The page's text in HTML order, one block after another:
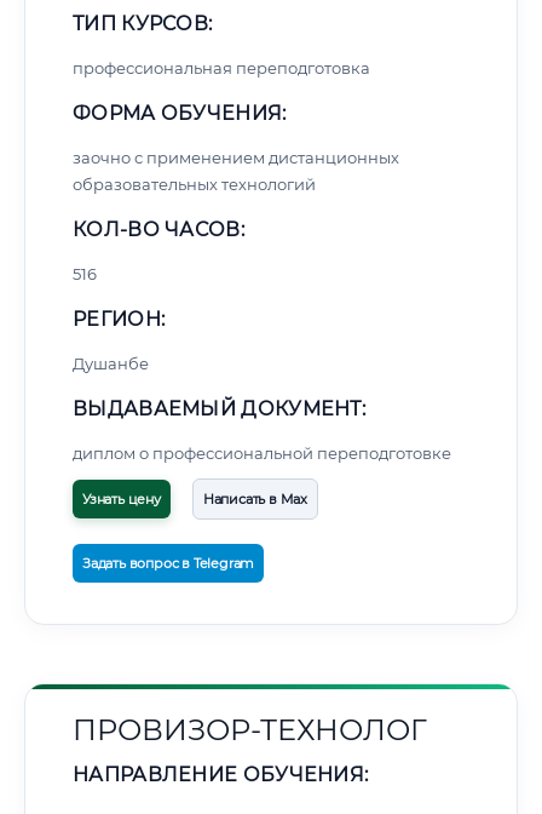
ТИП КУРСОВ:
профессиональная переподготовка
ФОРМА ОБУЧЕНИЯ:
заочно с применением дистанционных
образовательных технологий
КОЛ-ВО ЧАСОВ:
516
РЕГИОН:
Душанбе
ВЫДАВАЕМЫЙ ДОКУМЕНТ:
диплом о профессиональной переподготовке
Узнать цену Написать в Max
Задать вопрос в Telegram
ПРОВИЗОР-ТЕХНОЛОГ
НАПРАВЛЕНИЕ ОБУЧЕНИЯ: